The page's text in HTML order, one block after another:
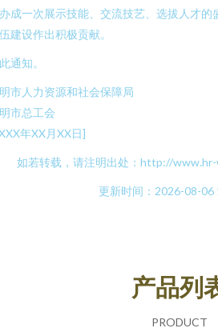
成一次展示技能、交流技艺、选拔人才
建设作出积极贡献。
通知。
市人力资源和社会保障局
市总工会
年XX月XX日]
如若转载，请注明出处：http://
更新时间：2026-08-06
产品列
PRODUCT